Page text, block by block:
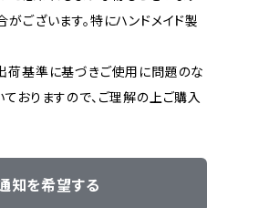
ございます。特にハンドメイド製
荷基準に基づきご使用に問題のな
おりますので、ご理解の上ご購入
知を希望する